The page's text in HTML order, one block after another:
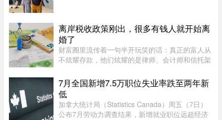
都穿着攀岩装备，在岩壁上 ...
离岸税收政策刚出，很多有钱人就开始离
婚了
财富圈里流传着一句半开玩笑的话：真正的富人从
不炫耀存款，他们炫耀的是律师、会计师和信托架
处，轻易不拨。可最近这段日子，笔者听说一个奇
怪的现象——好些身家不菲 ...
7月全国新增7.5万职位失业率跌至两年新
低
加拿大统计局（Statistics Canada）周五（7日）
公布7月劳动力调查结果，新增就业职位远超经济